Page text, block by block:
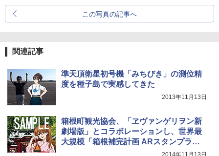
この写真の記事へ
関連記事
準天頂衛星初号機「みちびき」の測位精
度を種子島で実感してきた
2013年11月13日
箱根町観光協会、「ヱヴァンゲリヲン新
劇場版」とコラボレーションし、世界最
大規模「箱根補完計画 ARスタンプラリ
2014年11月13日